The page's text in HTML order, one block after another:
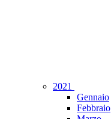
2021
Gennaio
Febbraio